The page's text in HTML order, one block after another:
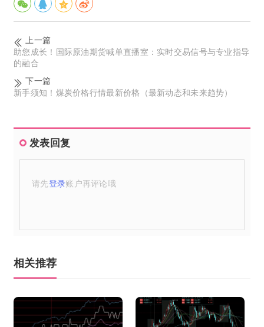
上一篇
助您成长！国际原油期货喊单直播室：实时交易信号与专业指导
的融合
下一篇
新手须知！煤炭价格行情最新价格（最新动态和未来趋势）
发表回复
请先登录账户再评论哦
相关推荐